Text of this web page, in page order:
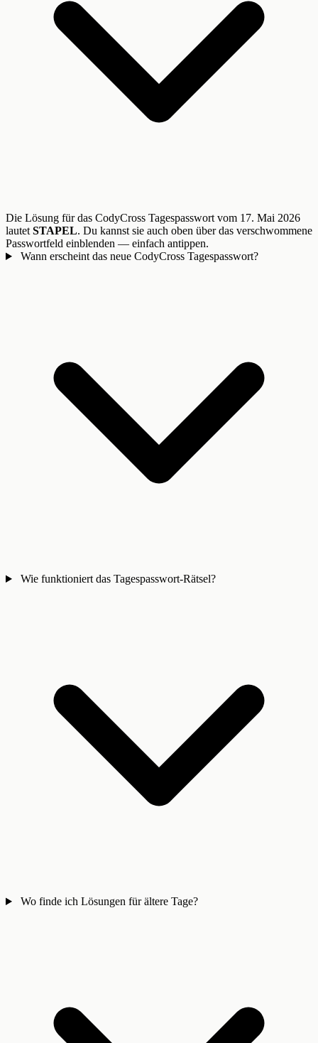
Die Lösung für das CodyCross Tagespasswort vom 17. Mai 2026
lautet STAPEL. Du kannst sie auch oben über das verschwommene
Passwortfeld einblenden — einfach antippen.
Wann erscheint das neue CodyCross Tagespasswort?
Wie funktioniert das Tagespasswort-Rätsel?
Wo finde ich Lösungen für ältere Tage?